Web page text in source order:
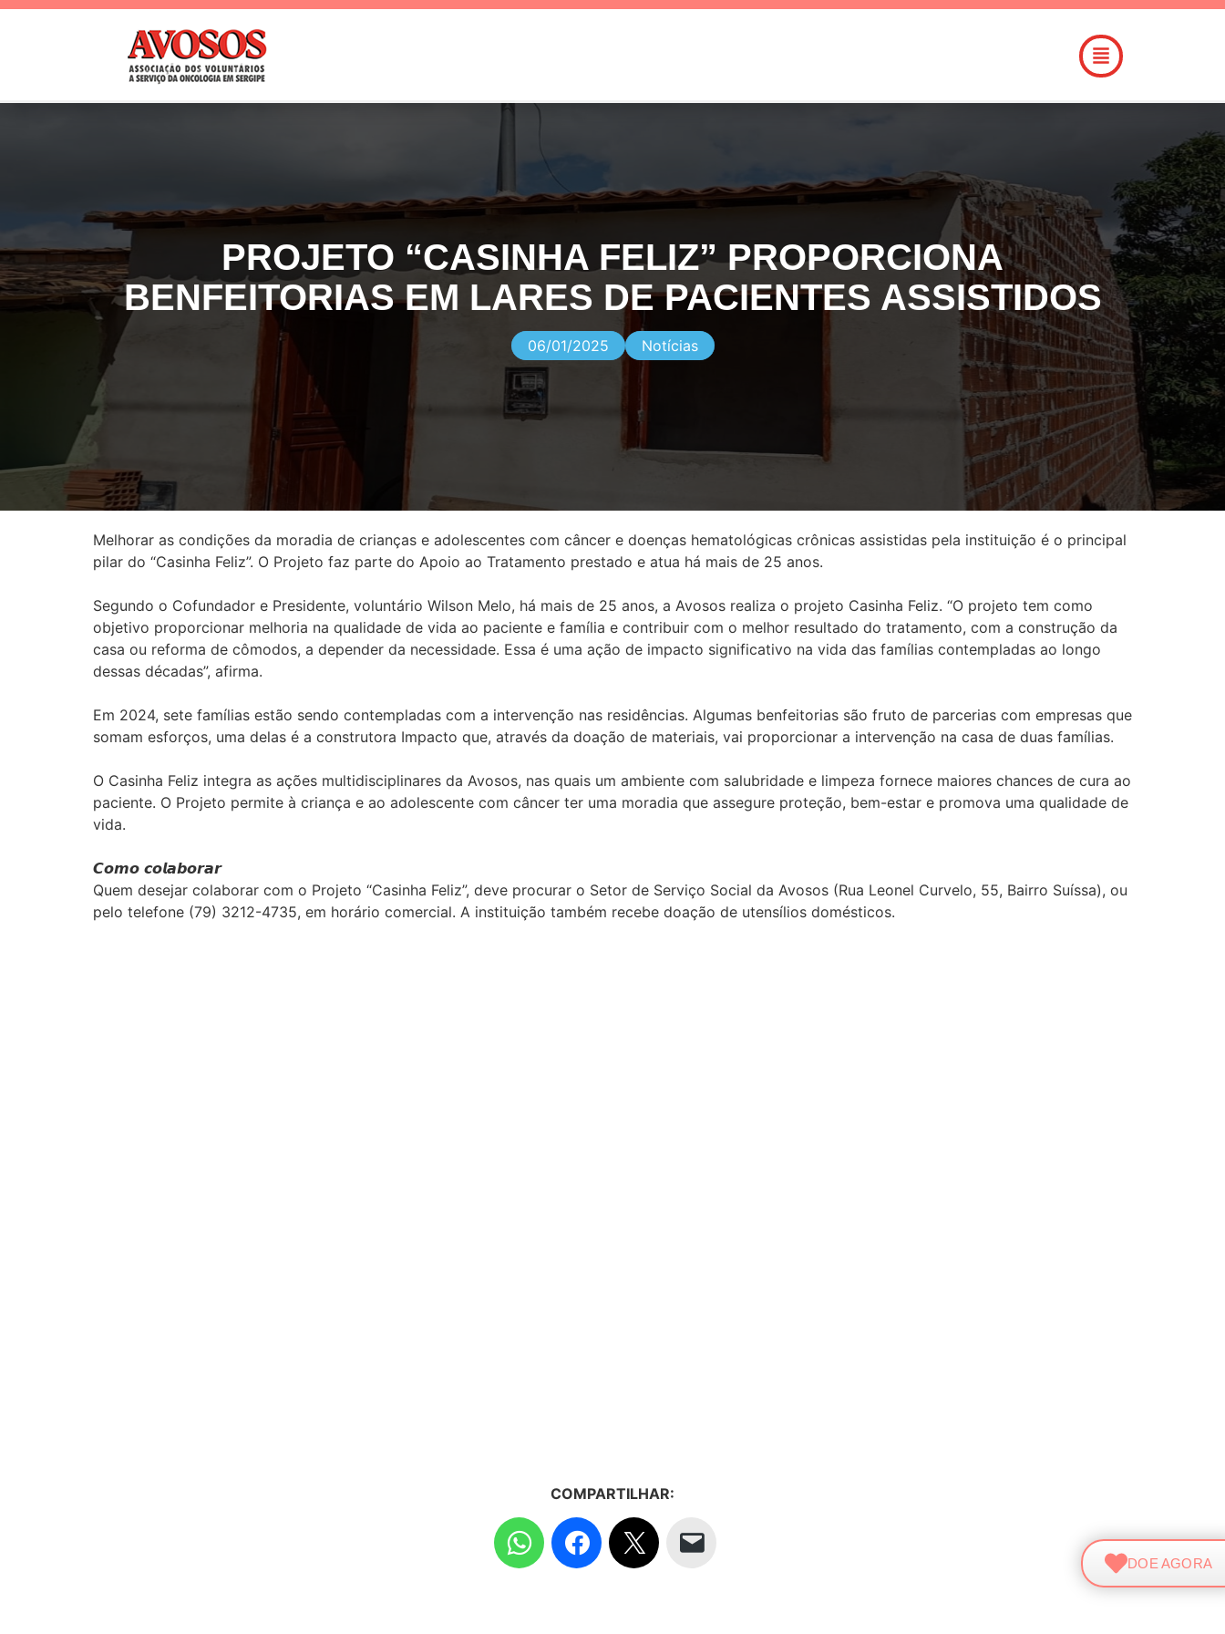
PROJETO “CASINHA FELIZ” PROPORCIONA
BENFEITORIAS EM LARES DE PACIENTES ASSISTIDOS
06/01/2025 Notícias
Melhorar as condições da moradia de crianças e adolescentes com câncer e doenças hematológicas crônicas assistidas pela instituição é o principal
pilar do “Casinha Feliz”. O Projeto faz parte do Apoio ao Tratamento prestado e atua há mais de 25 anos.
Segundo o Cofundador e Presidente, voluntário Wilson Melo, há mais de 25 anos, a Avosos realiza o projeto Casinha Feliz. “O projeto tem como
objetivo proporcionar melhoria na qualidade de vida ao paciente e família e contribuir com o melhor resultado do tratamento, com a construção da
casa ou reforma de cômodos, a depender da necessidade. Essa é uma ação de impacto significativo na vida das famílias contempladas ao longo
dessas décadas”, afirma.
Em 2024, sete famílias estão sendo contempladas com a intervenção nas residências. Algumas benfeitorias são fruto de parcerias com empresas que
somam esforços, uma delas é a construtora Impacto que, através da doação de materiais, vai proporcionar a intervenção na casa de duas famílias.
O Casinha Feliz integra as ações multidisciplinares da Avosos, nas quais um ambiente com salubridade e limpeza fornece maiores chances de cura ao
paciente. O Projeto permite à criança e ao adolescente com câncer ter uma moradia que assegure proteção, bem-estar e promova uma qualidade de
vida.
𝘾𝙤𝙢𝙤 𝙘𝙤𝙡𝙖𝙗𝙤𝙧𝙖𝙧
Quem desejar colaborar com o Projeto “Casinha Feliz”, deve procurar o Setor de Serviço Social da Avosos (Rua Leonel Curvelo, 55, Bairro Suíssa), ou
pelo telefone (79) 3212-4735, em horário comercial. A instituição também recebe doação de utensílios domésticos.
COMPARTILHAR:
DOE AGORA